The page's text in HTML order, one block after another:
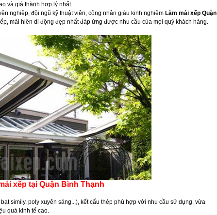
và giá thành hợp lý nhất.
nghiệp, đội ngũ kỹ thuật viên, công nhân giàu kinh nghiệm Làm mái xếp Quận
mái hiên di động đẹp nhất đáp ứng được nhu cầu của mọi quý khách hàng.
xếp tại Quận Bình Thạnh
simily, poly xuyên sáng...), kết cấu thép phù hợp với nhu cầu sử dụng, vừa
quả kinh tế cao.